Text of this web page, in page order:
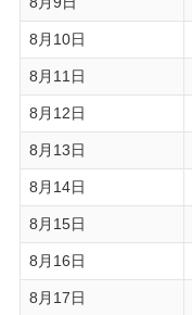
8月10日
8月11日
8月12日
8月13日
8月14日
8月15日
8月16日
8月17日